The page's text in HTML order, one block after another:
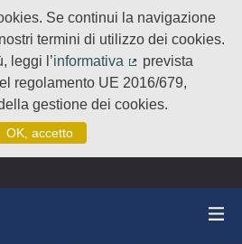
Se continui la navigazione
termini di utilizzo dei cookies.
leggi l’informativa
(Collegamento
prevista
regolamento UE 2016/679,
gestione dei cookies.
OK, accetto